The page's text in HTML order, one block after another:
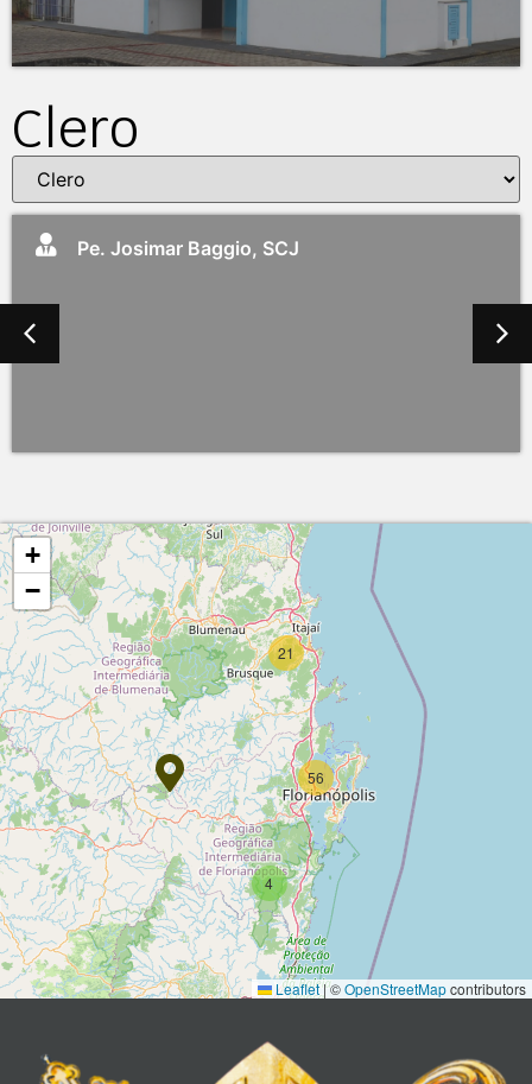
Clero
Pe. Josimar Baggio, SCJ
4
56
21
+
−
Leaflet|©OpenStreetMapcontributors